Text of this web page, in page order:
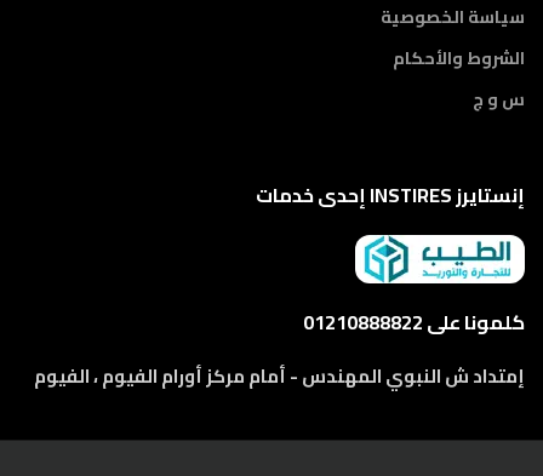
سياسة الخصوصية
الشروط والأحكام
س و ج
إنستايرز INSTIRES إحدى خدمات
كلمونا على 01210888822
إمتداد ش النبوي المهندس - أمام مركز أورام الفيوم ، الفيوم